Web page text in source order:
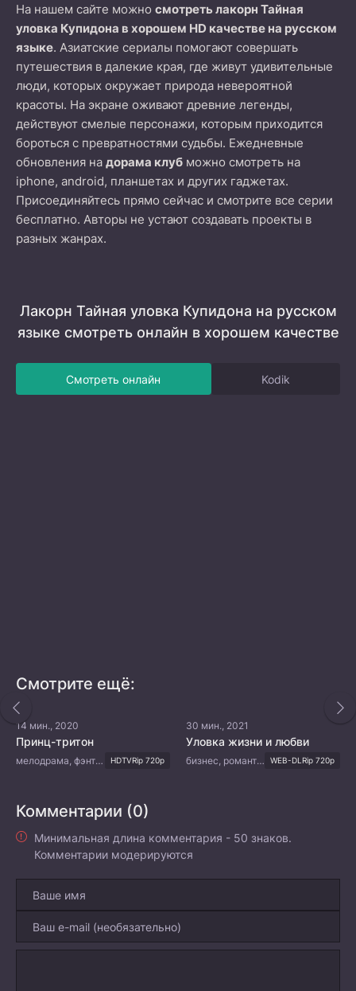
На нашем сайте можно смотреть лакорн Тайная
уловка Купидона в хорошем HD качестве на русском
языке. Азиатские сериалы помогают совершать
путешествия в далекие края, где живут удивительные
люди, которых окружает природа невероятной
красоты. На экране оживают древние легенды,
действуют смелые персонажи, которым приходится
бороться с превратностями судьбы. Ежедневные
обновления на дорама клуб можно смотреть на
iphone, android, планшетах и других гаджетах.
Присоединяйтесь прямо сейчас и смотрите все серии
бесплатно. Авторы не устают создавать проекты в
разных жанрах.
Лакорн Тайная уловка Купидона на русском
языке смотреть онлайн в хорошем качестве
Смотреть онлайн Kodik
Смотрите ещё:
14 мин., 2020
Принц-тритон
мелодрама, фэнтези, мистика, романтика, молодость, драма HDTVRip 720p
30 мин., 2021
Уловка жизни и любви
бизнес, романтика, драма WEB-DLRip 720p
Комментарии (0)
Минимальная длина комментария - 50 знаков.
Комментарии модерируются